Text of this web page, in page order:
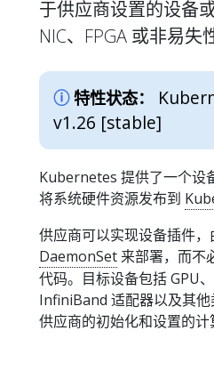
于供应商设置的设备
NIC、FPGA 或非易失
特性状态：
v1.26 [stable]
Kubernetes 提供了一个设
将系统硬件资源发布到
供应商可以实现设备插件
DaemonSet 来部署，而不
代码。目标设备包括 GPU、
InfiniBand 适配器以及其
供应商的初始化和设置的计